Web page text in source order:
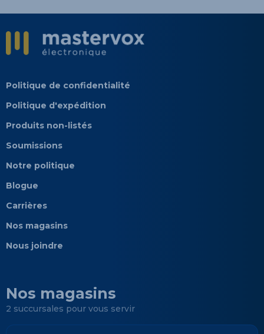
Politique de confidentialité
Politique d'expédition
Produits non-listés
Soumissions
Notre politique
Blogue
Carrières
Nos magasins
Nous joindre
Nos magasins
2 succursales pour vous servir